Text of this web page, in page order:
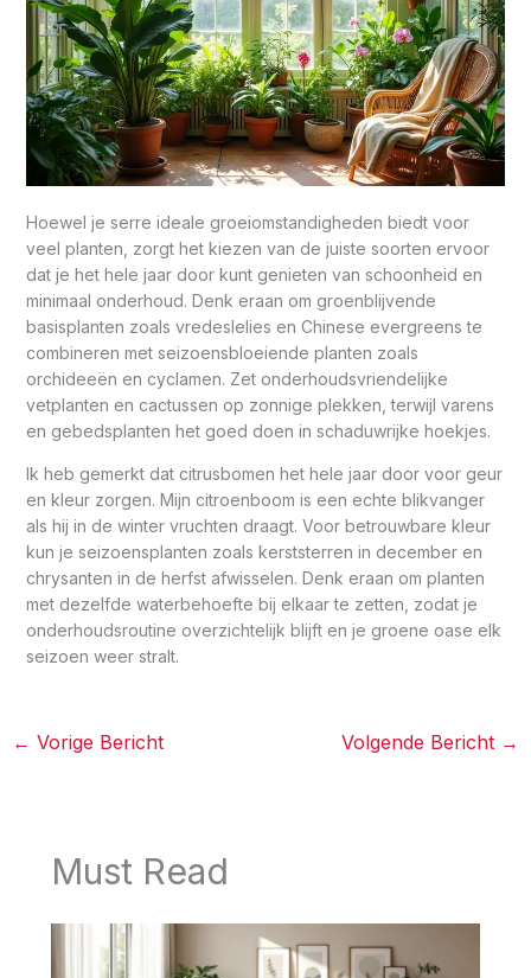
Hoewel je serre ideale groeiomstandigheden biedt voor
veel planten, zorgt het kiezen van de juiste soorten ervoor
dat je het hele jaar door kunt genieten van schoonheid en
minimaal onderhoud. Denk eraan om groenblijvende
basisplanten zoals vredeslelies en Chinese evergreens te
combineren met seizoensbloeiende planten zoals
orchideeën en cyclamen. Zet onderhoudsvriendelijke
vetplanten en cactussen op zonnige plekken, terwijl varens
en gebedsplanten het goed doen in schaduwrijke hoekjes.
Ik heb gemerkt dat citrusbomen het hele jaar door voor geur
en kleur zorgen. Mijn citroenboom is een echte blikvanger
als hij in de winter vruchten draagt. Voor betrouwbare kleur
kun je seizoensplanten zoals kerststerren in december en
chrysanten in de herfst afwisselen. Denk eraan om planten
met dezelfde waterbehoefte bij elkaar te zetten, zodat je
onderhoudsroutine overzichtelijk blijft en je groene oase elk
seizoen weer stralt.
← Vorige Bericht Volgende Bericht →
Must Read